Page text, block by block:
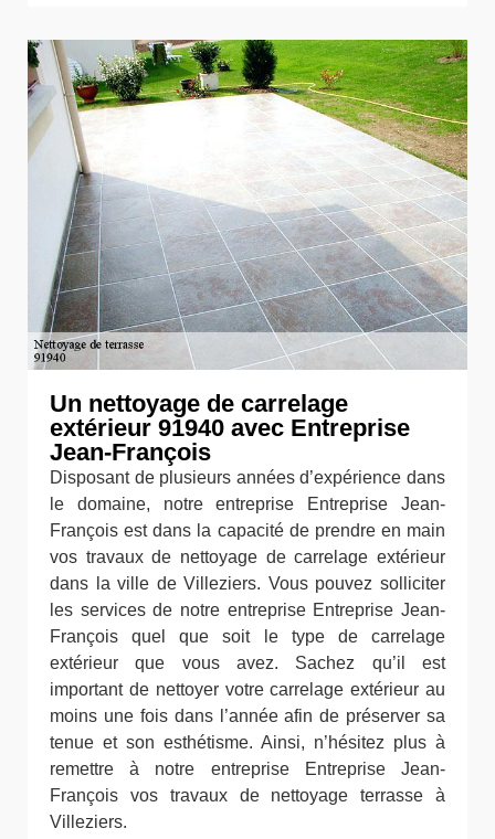
Un nettoyage de carrelage
extérieur 91940 avec Entreprise
Jean-François
Disposant de plusieurs années d’expérience dans
le domaine, notre entreprise Entreprise Jean-
François est dans la capacité de prendre en main
vos travaux de nettoyage de carrelage extérieur
dans la ville de Villeziers. Vous pouvez solliciter
les services de notre entreprise Entreprise Jean-
François quel que soit le type de carrelage
extérieur que vous avez. Sachez qu’il est
important de nettoyer votre carrelage extérieur au
moins une fois dans l’année afin de préserver sa
tenue et son esthétisme. Ainsi, n’hésitez plus à
remettre à notre entreprise Entreprise Jean-
François vos travaux de nettoyage terrasse à
Villeziers.